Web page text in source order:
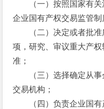
（一）按照国家有关
企业国有产权交易监管制
（二）决定或者批准
项，研究、审议重大产
准；
（三）选择确定从事
交易机构；
（四）负责企业国有